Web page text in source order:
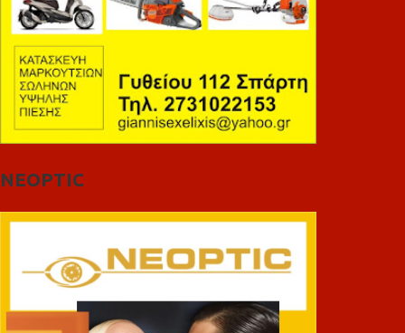
NEOPTIC